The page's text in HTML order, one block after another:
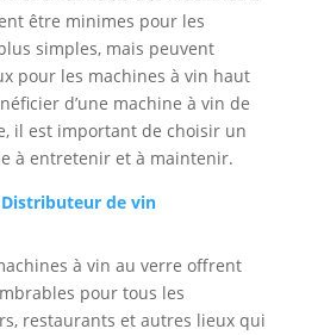
être minimes pour les
simples, mais peuvent
pour les machines à vin haut
d’une machine à vin de
il est important de choisir un
à entretenir et à maintenir.
Distributeur de vin
à vin au verre offrent
pour tous les
restaurants et autres lieux qui